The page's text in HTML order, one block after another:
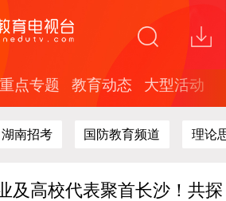
重点专题 教育动态 大型活动
湖南招考 国防教育频道 理论
作现场开展安全生产专项检
查
开展红色文化知识答题活动
的通知
年度文创精品培育计划面向
与湖南劳动
及高校代表聚首长沙！共探